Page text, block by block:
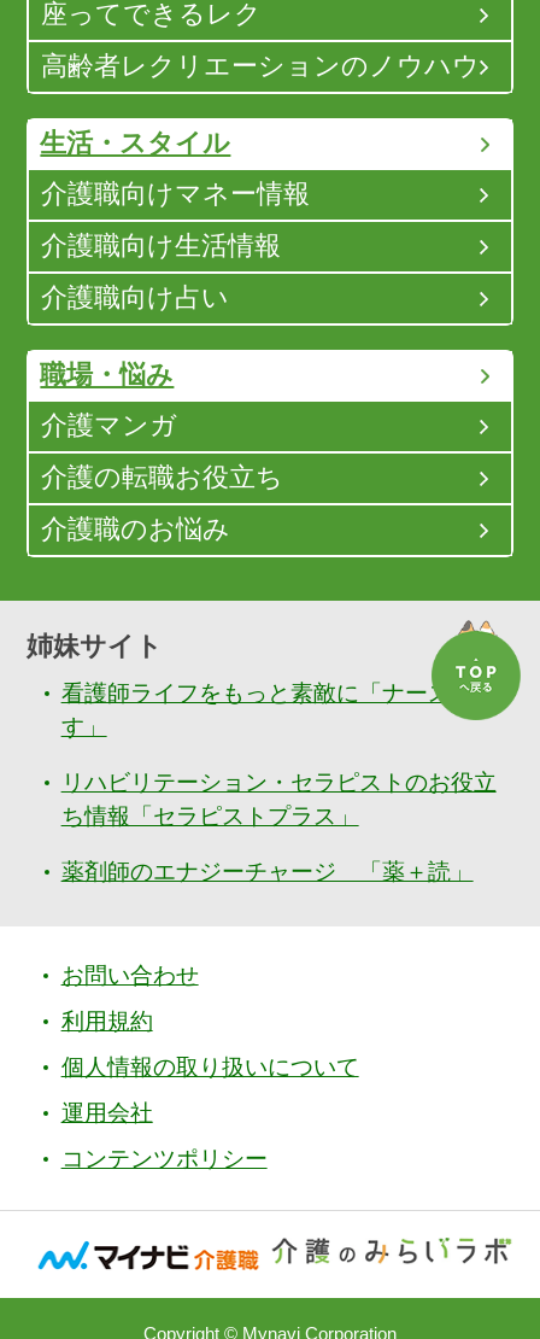
座ってできるレク
高齢者レクリエーションのノウハウ
生活・スタイル
介護職向けマネー情報
介護職向け生活情報
介護職向け占い
職場・悩み
介護マンガ
介護の転職お役立ち
介護職のお悩み
姉妹サイト
看護師ライフをもっと素敵に「ナースぷら
す」
リハビリテーション・セラピストのお役立
ち情報「セラピストプラス」
薬剤師のエナジーチャージ 「薬＋読」
お問い合わせ
利用規約
個人情報の取り扱いについて
運用会社
コンテンツポリシー
Copyright © Mynavi Corporation